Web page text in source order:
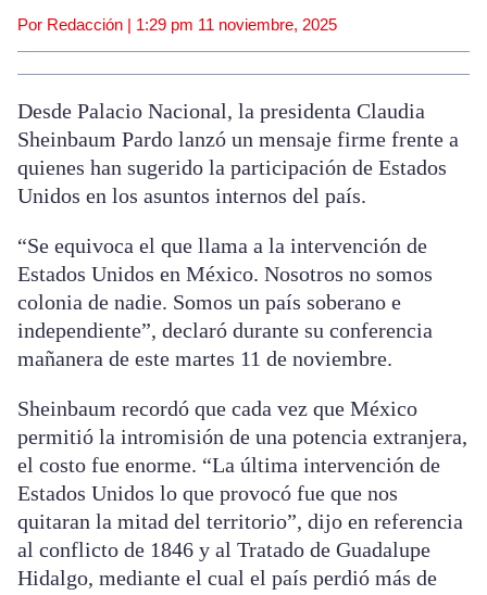
Por Redacción | 1:29 pm 11 noviembre, 2025
Desde Palacio Nacional, la presidenta Claudia
Sheinbaum Pardo lanzó un mensaje firme frente a
quienes han sugerido la participación de Estados
Unidos en los asuntos internos del país.
“Se equivoca el que llama a la intervención de
Estados Unidos en México. Nosotros no somos
colonia de nadie. Somos un país soberano e
independiente”, declaró durante su conferencia
mañanera de este martes 11 de noviembre.
Sheinbaum recordó que cada vez que México
permitió la intromisión de una potencia extranjera,
el costo fue enorme. “La última intervención de
Estados Unidos lo que provocó fue que nos
quitaran la mitad del territorio”, dijo en referencia
al conflicto de 1846 y al Tratado de Guadalupe
Hidalgo, mediante el cual el país perdió más de